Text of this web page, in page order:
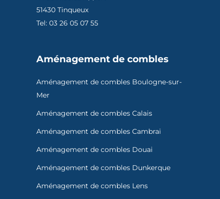
51430 Tinqueux
Tel: 03 26 05 07 55
Aménagement de combles
Aménagement de combles Boulogne-sur-
Mer
Aménagement de combles Calais
Aménagement de combles Cambrai
Aménagement de combles Douai
Aménagement de combles Dunkerque
Aménagement de combles Lens